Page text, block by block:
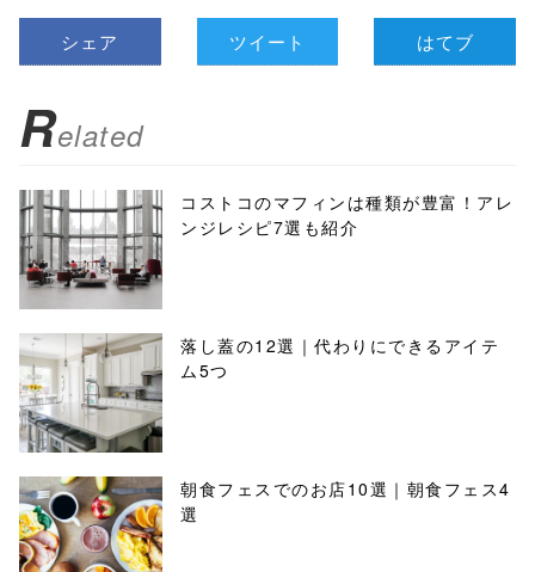
シェア ツイート はてブ
Related
コストコのマフィンは種類が豊富！アレ
ンジレシピ7選も紹介
落し蓋の12選｜代わりにできるアイテ
ム5つ
朝食フェスでのお店10選｜朝食フェス4
選